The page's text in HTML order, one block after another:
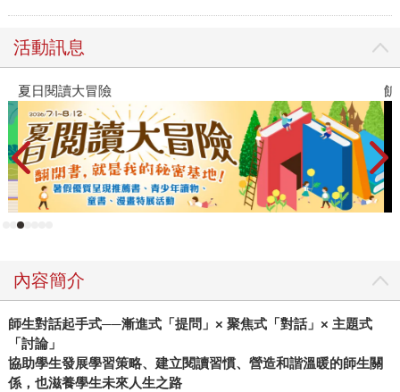
活動訊息
夏日閱讀大冒險 飢
內容簡介
師生對話起手式──漸進式「提問」× 聚焦式「對話」× 主題式
「討論」
協助學生發展學習策略、建立閱讀習慣、營造和諧溫暖的師生關
係，也滋養學生未來人生之路